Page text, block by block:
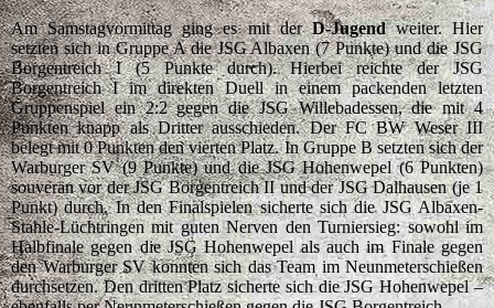
Am Samstagvormittag ging es mit derD-Jugendweiter. Hier
setzten sich in Gruppe A die JSG Albaxen (7 Punkte) und die JSG
Borgentreich I (5 Punkte durch). Hierbei reichte der JSG
Borgentreich I im direkten Duell in einem packenden letzten
Gruppenspiel ein 2:2 gegen die JSG Willebadessen, die mit 4
Punkten knapp als Dritter ausschieden. Der FC BW Weser III
belegt mit 0 Punkten den vierten Platz. In Gruppe B setzten sich der
Warburger SV (9 Punkte) und die JSG Hohenwepel (6 Punkten)
souverän vor der JSG Borgentreich II und der JSG Dalhausen (je 1
Punkt) durch. In den Finalspielen sicherte sich die JSG Albaxen-
Stahle-Lüchtringen mit guten Nerven den Turniersieg: sowohl im
Halbfinale gegen die JSG Hohenwepel als auch im Finale gegen
den Warburger SV konnten sich das Team im Neunmeterschießen
durchsetzen. Den dritten Platz sicherte sich die JSG Hohenwepel –